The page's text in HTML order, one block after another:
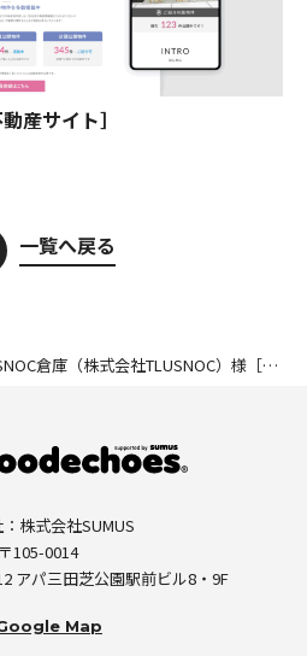
産サイト］
一覧へ戻る
倉庫（株式会社TLUSNOC）様［倉
株式会社SUMUS
〒105-0014
アパ三田芝公園駅前ビル8・9F
Map